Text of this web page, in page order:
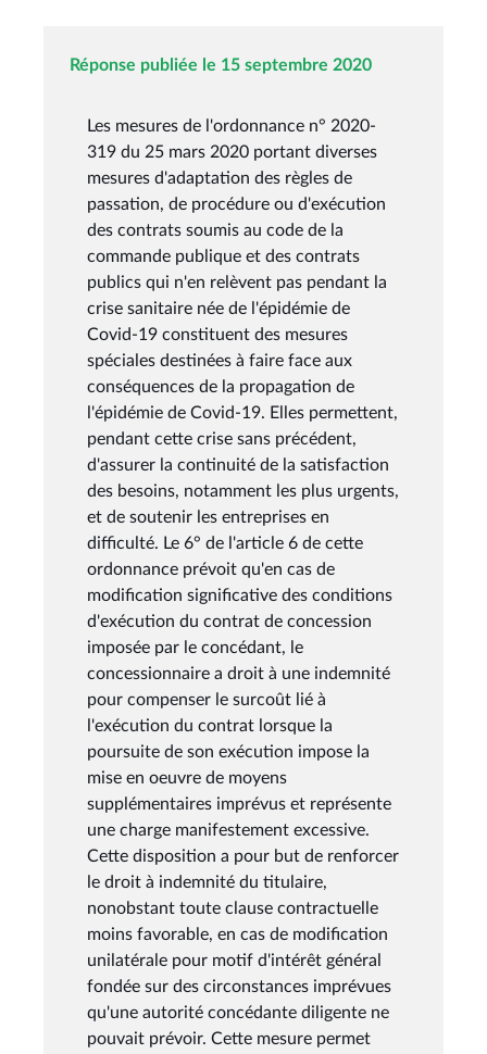
Réponse publiée le 15 septembre 2020
Les mesures de l'ordonnance n° 2020-
319 du 25 mars 2020 portant diverses
mesures d'adaptation des règles de
passation, de procédure ou d'exécution
des contrats soumis au code de la
commande publique et des contrats
publics qui n'en relèvent pas pendant la
crise sanitaire née de l'épidémie de
Covid-19 constituent des mesures
spéciales destinées à faire face aux
conséquences de la propagation de
l'épidémie de Covid-19. Elles permettent,
pendant cette crise sans précédent,
d'assurer la continuité de la satisfaction
des besoins, notamment les plus urgents,
et de soutenir les entreprises en
difficulté. Le 6° de l'article 6 de cette
ordonnance prévoit qu'en cas de
modification significative des conditions
d'exécution du contrat de concession
imposée par le concédant, le
concessionnaire a droit à une indemnité
pour compenser le surcoût lié à
l'exécution du contrat lorsque la
poursuite de son exécution impose la
mise en oeuvre de moyens
supplémentaires imprévus et représente
une charge manifestement excessive.
Cette disposition a pour but de renforcer
le droit à indemnité du titulaire,
nonobstant toute clause contractuelle
moins favorable, en cas de modification
unilatérale pour motif d'intérêt général
fondée sur des circonstances imprévues
qu'une autorité concédante diligente ne
pouvait prévoir. Cette mesure permet